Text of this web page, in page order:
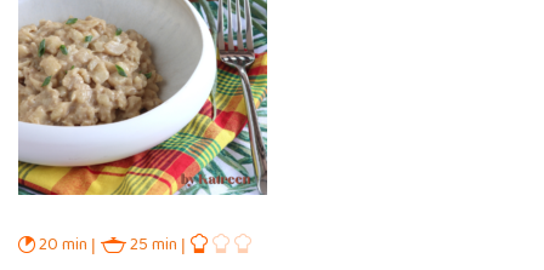
20 min 25 min